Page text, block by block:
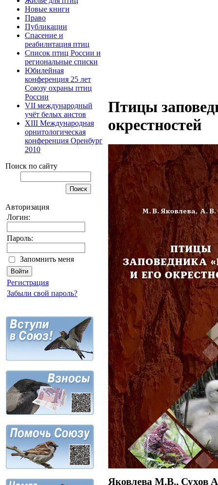
Новые книги
Право
Публикации
Спасение и
реабилитация птиц
Список птиц России и
региональные списки
Юбилейная
конференция 25 лет
Союзу охраны птиц
России
VII международный
учёт белых аистов
XIII Международная
орнитологическая
конференция Оренбург
2010
Поиск по сайту
Авторизация
Логин:
Пароль:
Запомнить меня
Регистрация
Забыли свой пароль?
Птицы
окрестностей
Яковлева М.В., Сухов